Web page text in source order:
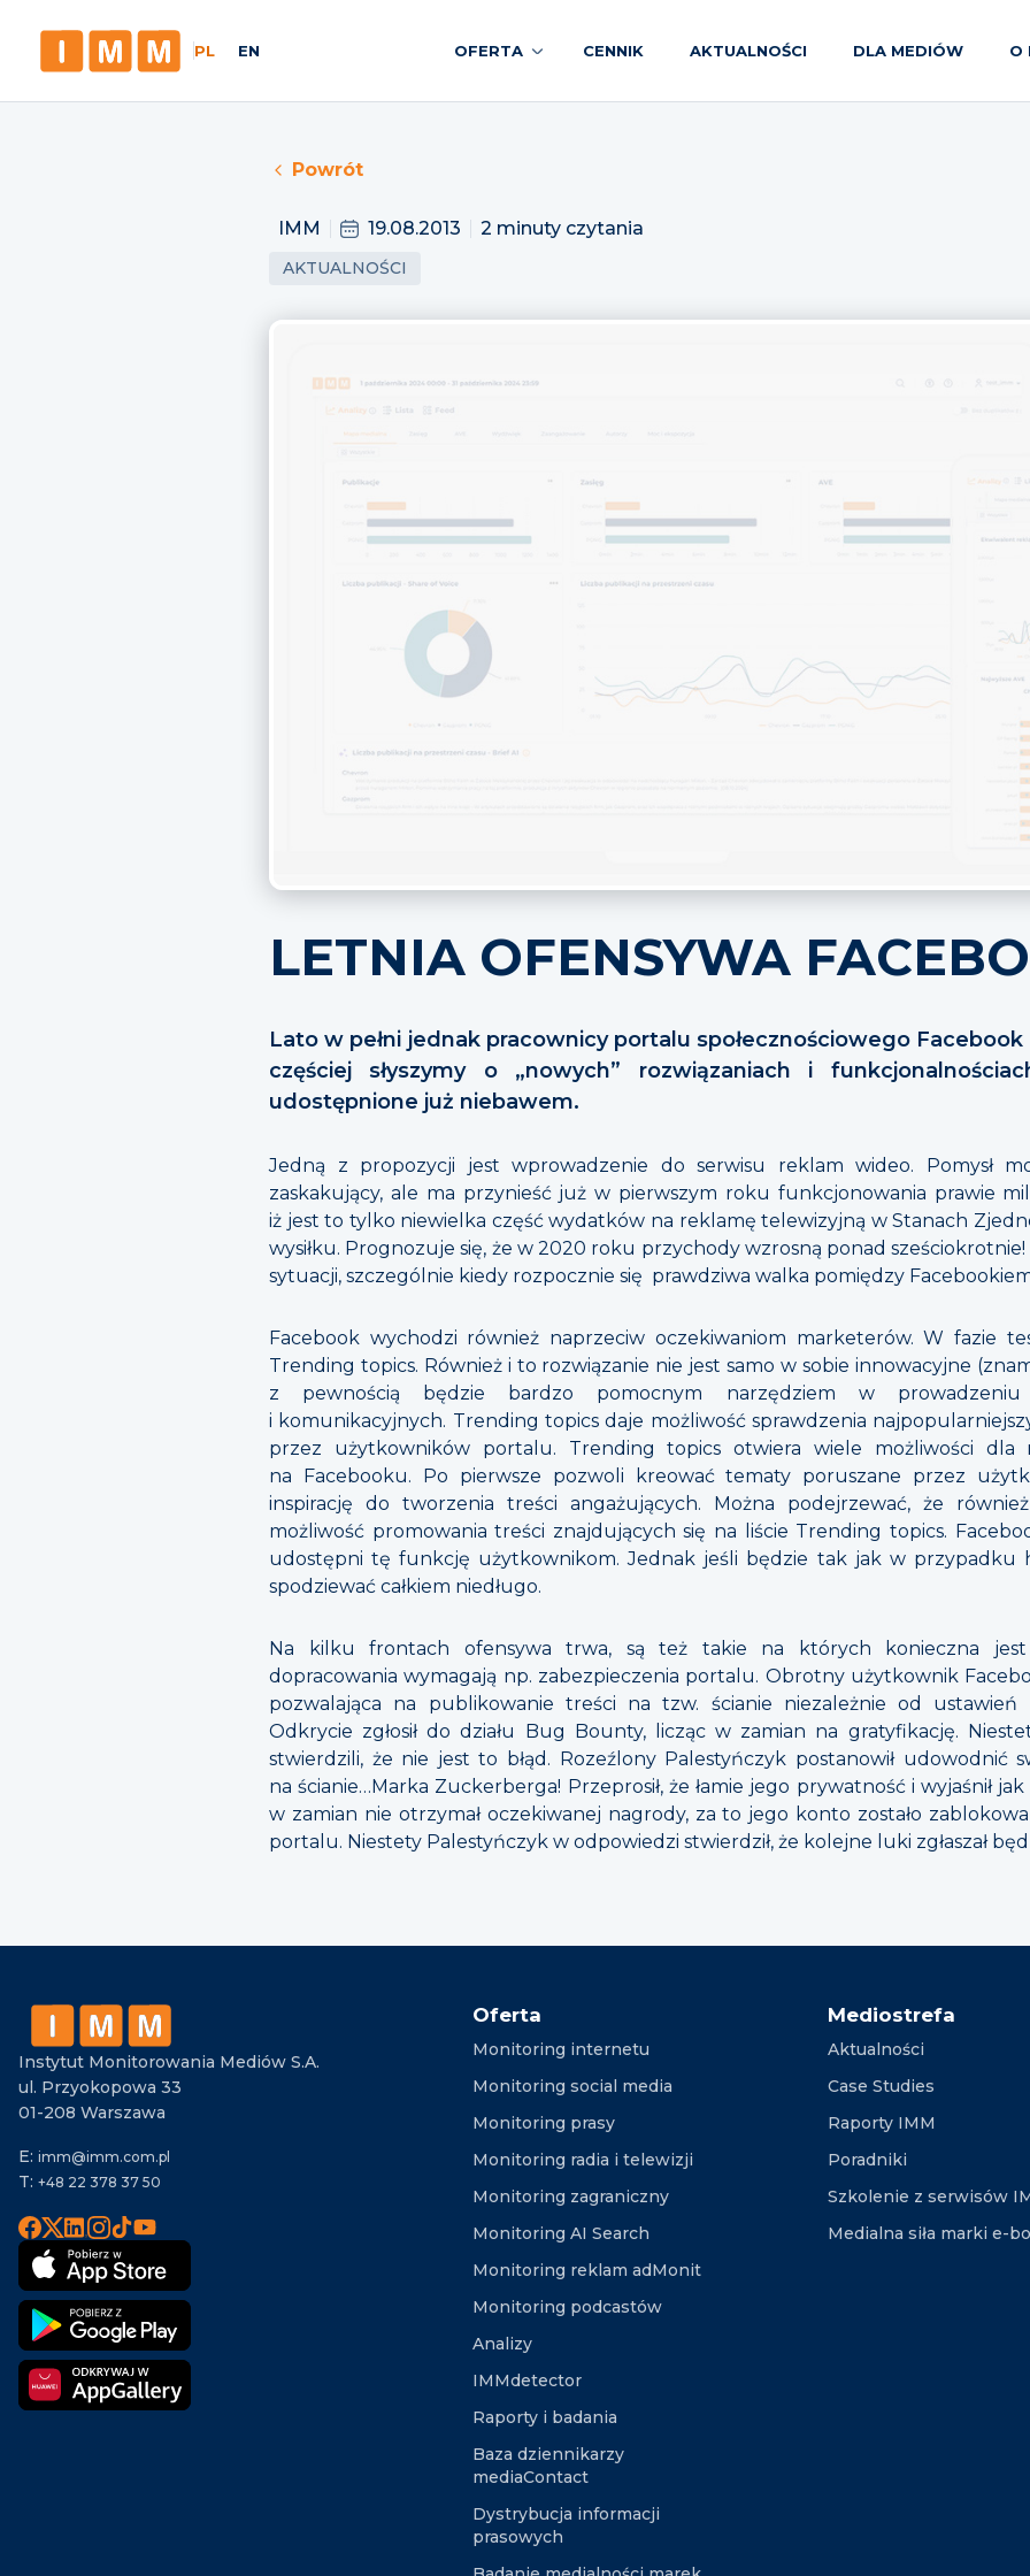
PL EN OFERTA CENNIK AKTUALNOŚCI DLA MEDIÓW O
Powrót
IMM 19.08.2013 2 minuty czytania
AKTUALNOŚCI
LETNIA OFENSYWA
Lato w pełni jednak pracownicy portalu społecznościowego Facebook
częściej słyszymy o „nowych” rozwiązaniach i
udostępnione już niebawem.
Jedną z propozycji jest wprowadzenie do serwisu reklam wideo. Pomysł
zaskakujący, ale ma przynieść już w pierwszym roku funkcjonowania prawie
iż jest to tylko niewielka część wydatków na reklamę telewizyjną w Stanach
wysiłku. Prognozuje się, że w 2020 roku przychody wzrosną ponad
sytuacji, szczególnie kiedy rozpocznie się prawdziwa walka pomiędzy
Facebook wychodzi również naprzeciw oczekiwaniom marketerów. W fazie
Trending topics. Również i to rozwiązanie nie jest samo w sobie innowacyjne
z pewnością będzie bardzo pomocnym narzędziem w prowadzeniu
i komunikacyjnych. Trending topics daje możliwość sprawdzenia
przez użytkowników portalu. Trending topics otwiera wiele możliwości dla
na Facebooku. Po pierwsze pozwoli kreować tematy poruszane przez
inspirację do tworzenia treści angażujących. Można podejrzewać, że
możliwość promowania treści znajdujących się na liście Trending topics.
udostępni tę funkcję użytkownikom. Jednak jeśli będzie tak jak w przypadku
spodziewać całkiem niedługo.
Na kilku frontach ofensywa trwa, są też takie na których konieczna jest
dopracowania wymagają np. zabezpieczenia portalu. Obrotny użytkownik
pozwalająca na publikowanie treści na tzw. ścianie niezależnie od ustawień
Odkrycie zgłosił do działu Bug Bounty, licząc w zamian na gratyfikację.
stwierdzili, że nie jest to błąd. Rozeźlony Palestyńczyk postanowił udowodnić
na ścianie…Marka Zuckerberga! Przeprosił, że łamie jego prywatność i wyjaśnił
w zamian nie otrzymał oczekiwanej nagrody, za to jego konto zostało
portalu. Niestety Palestyńczyk w odpowiedzi stwierdził, że kolejne luki zgłaszał
Instytut Monitorowania Mediów S.A.
ul. Przyokopowa 33
01-208 Warszawa
E: imm@imm.com.pl
T: +48 22 378 37 50
Oferta
Monitoring internetu
Monitoring social media
Monitoring prasy
Monitoring radia i telewizji
Monitoring zagraniczny
Monitoring AI Search
Monitoring reklam adMonit
Monitoring podcastów
Analizy
IMMdetector
Raporty i badania
Baza dziennikarzy
mediaContact
Dystrybucja informacji
prasowych
Mediostrefa
Aktualności
Case Studies
Raporty IMM
Poradniki
Szkolenie z serwisów
Medialna siła marki e-